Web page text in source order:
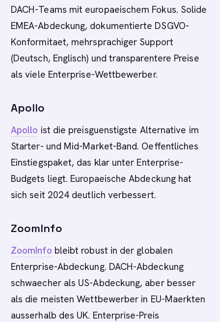
DACH-Teams mit europaeischem Fokus. Solide
EMEA-Abdeckung, dokumentierte DSGVO-
Konformitaet, mehrsprachiger Support
(Deutsch, Englisch) und transparentere Preise
als viele Enterprise-Wettbewerber.
Apollo
Apollo ist die preisguenstigste Alternative im
Starter- und Mid-Market-Band. Oeffentliches
Einstiegspaket, das klar unter Enterprise-
Budgets liegt. Europaeische Abdeckung hat
sich seit 2024 deutlich verbessert.
ZoomInfo
ZoomInfo bleibt robust in der globalen
Enterprise-Abdeckung. DACH-Abdeckung
schwaecher als US-Abdeckung, aber besser
als die meisten Wettbewerber in EU-Maerkten
ausserhalb des UK. Enterprise-Preis